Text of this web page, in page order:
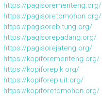
https://pagisorementeng.org/
https://pagisoretomohon.org/
https://pagisorebitung.org/
https://pagisorepadang.org/
https://pagisorejateng.org/
https://kopiforementeng.org/
https://kopiforepik.org/
https://kopiforepluit.org/
https://kopiforetomohon.org/